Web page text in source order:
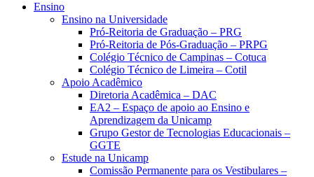
Ensino
Ensino na Universidade
Pró-Reitoria de Graduação – PRG
Pró-Reitoria de Pós-Graduação – PRPG
Colégio Técnico de Campinas – Cotuca
Colégio Técnico de Limeira – Cotil
Apoio Acadêmico
Diretoria Acadêmica – DAC
EA2 – Espaço de apoio ao Ensino e
Aprendizagem da Unicamp
Grupo Gestor de Tecnologias Educacionais –
GGTE
Estude na Unicamp
Comissão Permanente para os Vestibulares –